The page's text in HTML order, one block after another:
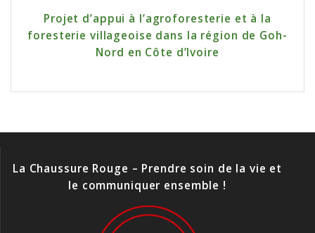
Projet d’appui à l’agroforesterie et à la
foresterie villageoise dans la région de Goh-
Nord en Côte d’Ivoire
La Chaussure Rouge – Prendre soin de la vie et
le communiquer ensemble !